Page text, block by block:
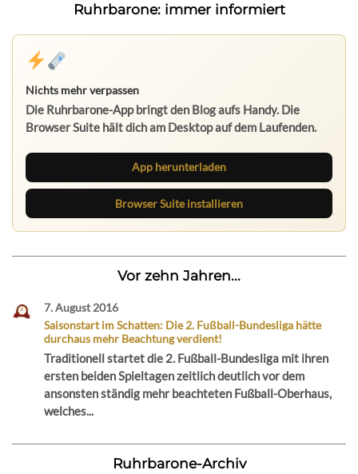
Ruhrbarone: immer informiert
Nichts mehr verpassen
Die Ruhrbarone-App bringt den Blog aufs Handy. Die
Browser Suite hält dich am Desktop auf dem Laufenden.
App herunterladen
Browser Suite installieren
Vor zehn Jahren...
7. August 2016
Saisonstart im Schatten: Die 2. Fußball-Bundesliga hätte
durchaus mehr Beachtung verdient!
Traditionell startet die 2. Fußball-Bundesliga mit ihren
ersten beiden Spieltagen zeitlich deutlich vor dem
ansonsten ständig mehr beachteten Fußball-Oberhaus,
welches...
Ruhrbarone-Archiv